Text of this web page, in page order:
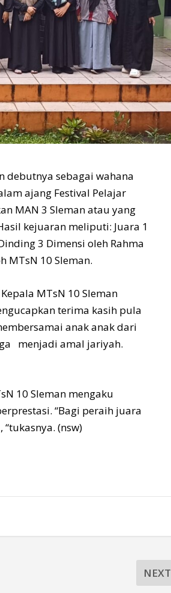
debutnya sebagai wahana
ajang Festival Pelajar
MAN 3 Sleman atau yang
kejuaran meliputi: Juara 1
3 Dimensi oleh Rahma
MTsN 10 Sleman.
MTsN 10 Sleman
terima kasih pula
anak anak dari
menjadi amal jariyah.
10 Sleman mengaku
“Bagi peraih juara
(nsw)
NEXT